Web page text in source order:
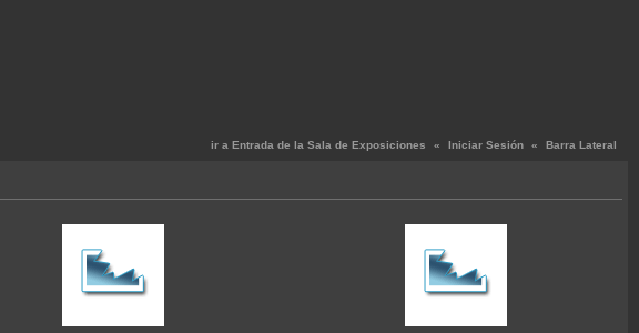
ir a Entrada de la Sala de Exposiciones « Iniciar Sesión « Barra Lateral